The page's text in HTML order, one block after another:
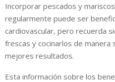
Incorporar pescados y
regularmente puede ser
cardiovascular, pero recuerda
frescas y cocinarlos de manera
mejores resultados.
Esta información sobre los